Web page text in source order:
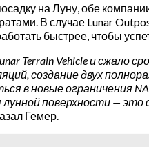
на Луну, обе
В случае Lunar
быстрее, чтобы
Terrain Vehicle и сжало
создание двух
в новые ограничения
поверхности —
Гемер.